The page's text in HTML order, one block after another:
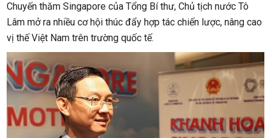
Chuyến thăm Singapore của Tổng Bí thư, Chủ tịch nước Tô
Lâm mở ra nhiều cơ hội thúc đẩy hợp tác chiến lược, nâng cao
vị thế Việt Nam trên trường quốc tế.